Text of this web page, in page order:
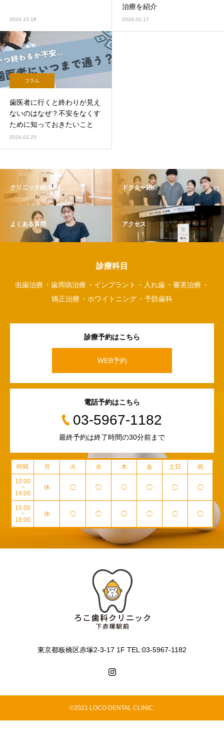
2024.10.18
治療を紹介
2024.02.17
コラム
歯医者に行くと終わりが見え
ないのはなぜ？不安をなくす
ために知っておきたいこと
2024.02.25
クリニック紹介 ドクター紹介
よくある質問 アクセス
診療科目
虫歯治療 歯周病治療 インプラント 入れ歯
審美治療
矯正治療
ホワイトニング 予防歯科
診療予約はこちら
WEB予約
電話予約はこちら
03-5967-1182
最終予約は終了時間の30分前まで
時間 月 火 水 木 金 土日 祝
10:00
~
14:00
休 ◯ ◯ ◯ ◯ ◯ ◯
15:00
~
18:00
休 ◯ ◯ ◯ ◯ ◯ ◯
東京都板橋区赤塚2-3-17 1F TEL:03-5967-1182
©2021 LOCO DENTAL CLINIC.